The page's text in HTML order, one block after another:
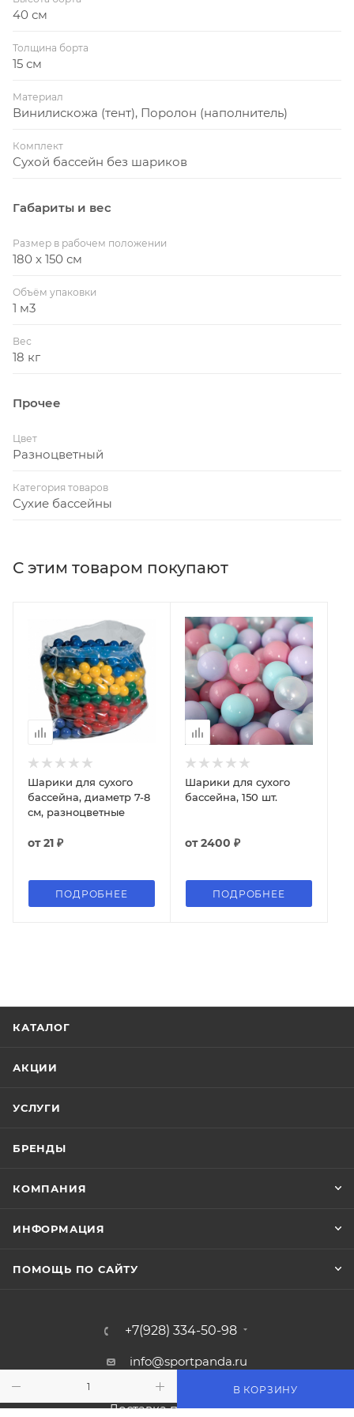
В КОРЗИНУ
коллективную фантазию, придумывая новые и
пользы для вашего ребенка!
40 см
Толщина борта
15 см
Материал
Винилискожа (тент), Поролон (наполнитель)
Комплект
Сухой бассейн без шариков
Габариты и вес
Размер в рабочем положении
180 x 150 см
Объём упаковки
1 м3
Вес
18 кг
Прочее
Цвет
Разноцветный
Категория товаров
Сухие бассейны
С этим товаром покупают
Шарики для сухого
бассейна, диаметр 7-8
см, разноцветные
от21 ₽
ПОДРОБНЕЕ
Шарики для сухого
бассейна, 150 шт.
от2400 ₽
ПОДРОБНЕЕ
КАТАЛОГ
АКЦИИ
УСЛУГИ
БРЕНДЫ
КОМПАНИЯ
ИНФОРМАЦИЯ
ПОМОЩЬ ПО САЙТУ
+7(928) 334-50-98
info@sportpanda.ru
Краснодар, ул. Бородинская 156/13
Доставка по всей России.